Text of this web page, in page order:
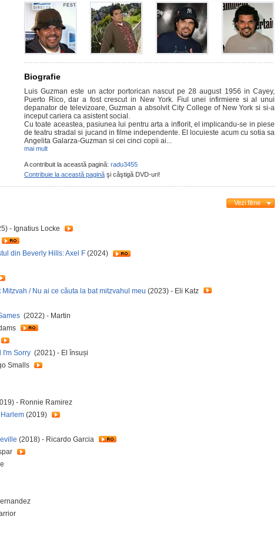
Biografie
Luis Guzman este un actor portorican nascut pe 28 august 1956 in Cayey,
Puerto Rico, dar a fost crescut in New York. Fiul unei infirmiere si al unui
depanator de televizoare, Guzman a absolvit City College of New York si si-a
inceput cariera ca asistent social.
Cu toate aceastea, pasiunea lui pentru arta a inflorit, el implicandu-se in piese
de teatru stradal si jucand in filme independente. El locuieste acum cu sotia sa
Angelita Galarza-Guzman si cei cinci copii ai...
mai mult
A contribuit la această pagină: radu3455
Contribuie la această pagină şi câştigă DVD-uri!
Vezi filme
- Ignatius Locke
din Beverly Hills: Axel F (2024)
/ Nu ai ce căuta la bat mitzvahul meu (2023) - Eli Katz
(2022) - Martin
I'm Sorry (2021) - El însuși
Smalls
- Ronnie Ramirez
(2019)
(2018) - Ricardo Garcia